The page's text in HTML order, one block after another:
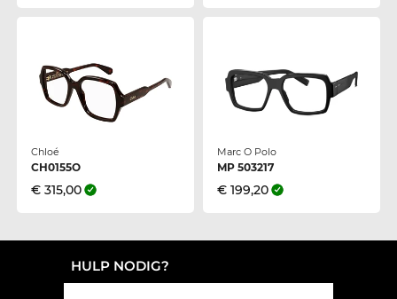
Chloé
CH0155O
€ 315,00
Marc O Polo
MP 503217
€ 199,20
HULP NODIG?